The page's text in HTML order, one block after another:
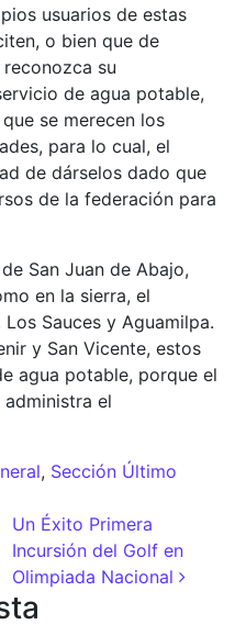
usuarios de estas
o bien que de
su
de agua potable,
se merecen los
para lo cual, el
de dárselos dado que
de la federación para
San Juan de Abajo,
en la sierra, el
Sauces y Aguamilpa.
y San Vicente, estos
agua potable, porque el
el
, Sección Último
entradas
Un Éxito Primera
Incursión del Golf en
Olimpiada Nacional